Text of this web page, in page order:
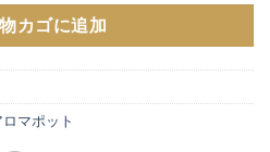
カゴに追加
マポット